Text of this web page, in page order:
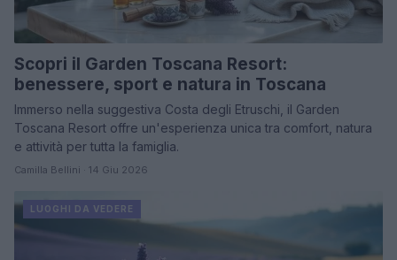
Scopri il Garden Toscana Resort:
benessere, sport e natura in Toscana
Immerso nella suggestiva Costa degli Etruschi, il Garden
Toscana Resort offre un'esperienza unica tra comfort, natura
e attività per tutta la famiglia.
Camilla Bellini · 14 Giu 2026
LUOGHI DA VEDERE